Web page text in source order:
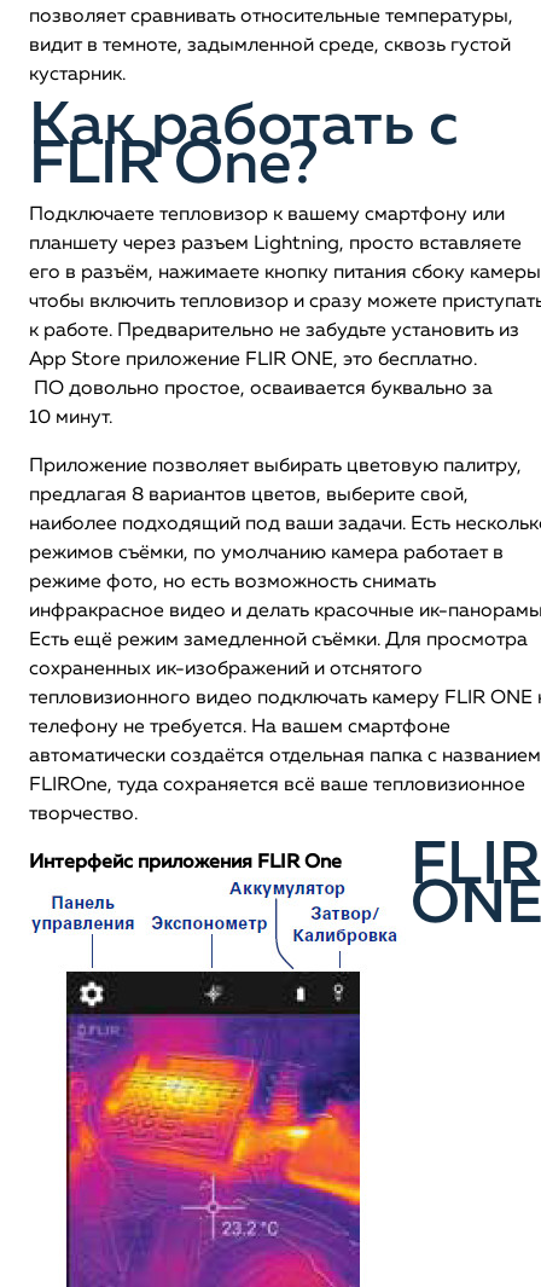
позволяет сравнивать относительные температуры,
видит в темноте, задымленной среде, сквозь густой
кустарник.
Как работать с
FLIR One?
Подключаете тепловизор к вашему смартфону или
планшету через разъем Lightning, просто вставляете
его в разъём, нажимаете кнопку питания сбоку
чтобы включить тепловизор и сразу можете
к работе. Предварительно не забудьте установить из
App Store приложение FLIR ONE, это бесплатно.
ПО довольно простое, осваивается буквально за
10 минут.
Приложение позволяет выбирать цветовую палитру,
предлагая 8 вариантов цветов, выберите свой,
наиболее подходящий под ваши задачи. Есть
режимов съёмки, по умолчанию камера работает в
режиме фото, но есть возможность снимать
инфракрасное видео и делать красочные ик-
Есть ещё режим замедленной съёмки. Для просмотра
сохраненных ик-изображений и отснятого
тепловизионного видео подключать камеру FLIR ONE
телефону не требуется. На вашем смартфоне
автоматически создаётся отдельная папка с названием
FLIROne, туда сохраняется всё ваше тепловизионное
творчество.
Интерфейс приложения FLIR One FLIR